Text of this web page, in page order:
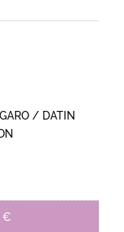
/ DATIN
€